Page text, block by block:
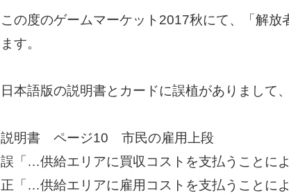
この度のゲームマーケット2017秋にて、「解
ます。
日本語版の説明書とカードに誤植がありまして
説明書 ページ10 市民の雇用上段
誤「…供給エリアに買収コストを支払うことに
正「…供給エリアに雇用コストを支払うことに